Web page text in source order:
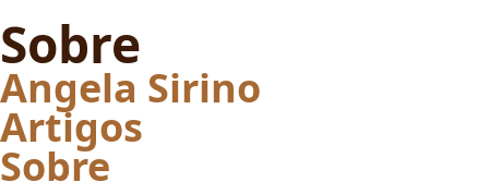
Sobre
Angela Sirino
Artigos
Sobre